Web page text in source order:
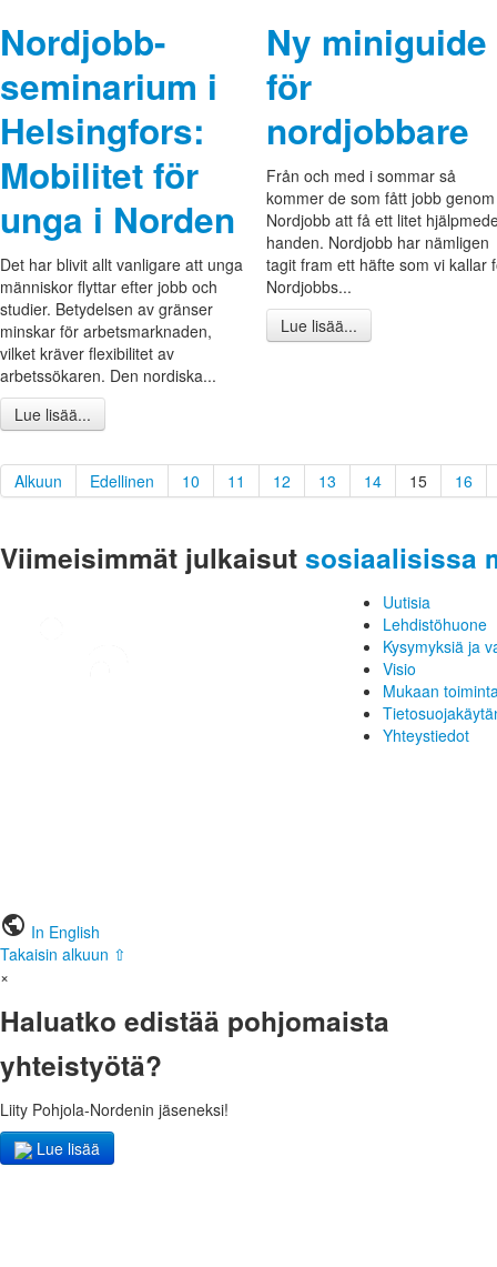
Nordjobb-
seminarium i
Helsingfors:
Mobilitet för
unga i Norden
Det har blivit allt vanligare att unga
människor flyttar efter jobb och
studier. Betydelsen av gränser
minskar för arbetsmarknaden,
vilket kräver flexibilitet av
arbetssökaren. Den nordiska...
Lue lisää...
Ny miniguide
för
nordjobbare
Från och med i sommar så
kommer de som fått jobb genom
Nordjobb att få ett litet
handen. Nordjobb har nämligen
tagit fram ett häfte som vi kallar
Nordjobbs...
Lue lisää...
Alkuun Edellinen 10 11 12 13 14 15 16
Viimeisimmät julkaisutsosiaalisissa
Uutisia
Lehdistöhuone
Kysymyksiä ja
Visio
Mukaan
Yhteystiedot
public In English
Takaisin alkuun ⇧
×
Haluatko edistää pohjomaista
yhteistyötä?
Liity Pohjola-Nordenin jäseneksi!
Lue lisää